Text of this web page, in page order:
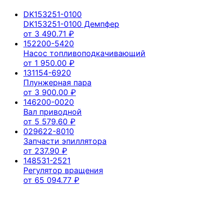
DK153251-0100
DK153251-0100 Демпфер
от 3 490.71 ₽
152200-5420
Насос топливоподкачивающий
от 1 950.00 ₽
131154-6920
Плунжерная пара
от 3 900.00 ₽
146200-0020
Вал приводной
от 5 579.60 ₽
029622-8010
Запчасти эпиллятора
от 237.90 ₽
148531-2521
Регулятор вращения
от 65 094.77 ₽